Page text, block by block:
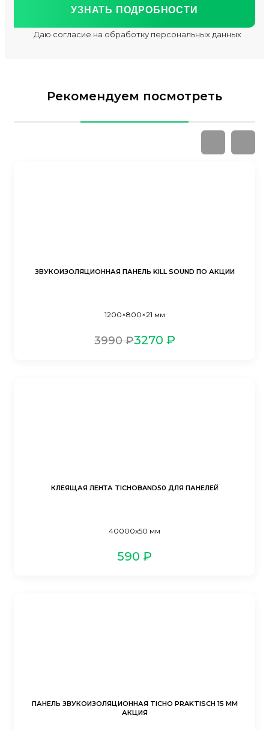
Даю согласие на обработку персональных данных
Рекомендуем посмотреть
ЗВУКОИЗОЛЯЦИОННАЯ ПАНЕЛЬ KILL SOUND ПО АКЦИИ
1200×800×21 мм
3990 ₽3270 ₽
КЛЕЯЩАЯ ЛЕНТА TICHOBAND50 ДЛЯ ПАНЕЛЕЙ
40000x50 мм
590 ₽
ПАНЕЛЬ ЗВУКОИЗОЛЯЦИОННАЯ TICHO PRAKTISCH 15 ММ
АКЦИЯ